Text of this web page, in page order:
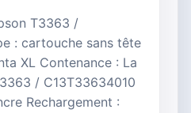
T3363 /
: cartouche sans tête
XL Contenance : La
/ C13T33634010
Rechargement :